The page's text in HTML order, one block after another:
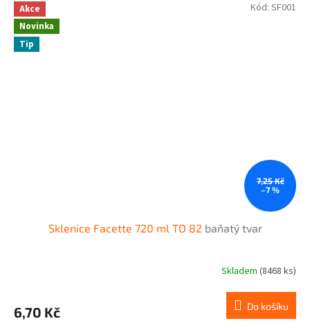
Akce
Novinka
Tip
7,25 Kč
–7 %
Sklenice Facette 720 ml TO 82 baňatý tvar
Skladem (8468 ks)
6,70 Kč Do košíku
Kód: SF001